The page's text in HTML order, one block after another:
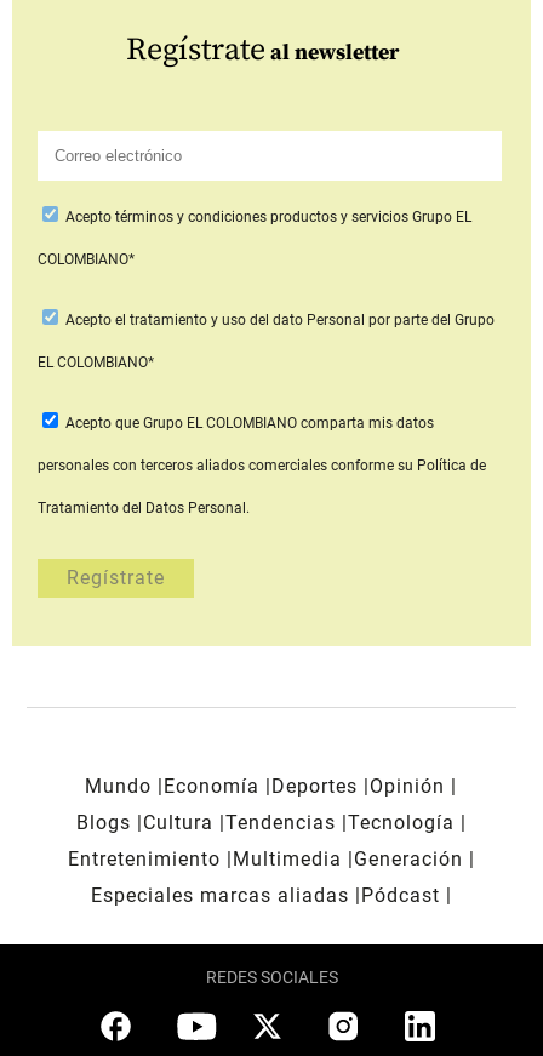
Regístrate al newsletter
Aceptotérminos y condiciones productos y serviciosGrupo EL
COLOMBIANO*
Acepto el tratamiento y uso del dato Personal por parte del Grupo
EL COLOMBIANO*
Acepto que Grupo EL COLOMBIANOcomparta mis datos
personales con terceros aliados comerciales conforme su Política de
Tratamiento del Datos Personal.
Mundo Economía Deportes
Opinión
Blogs
Cultura Tendencias Tecnología
Entretenimiento
Multimedia
Generación
Especiales marcas aliadas
Pódcast
REDES SOCIALES